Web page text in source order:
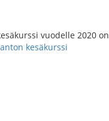
vuodelle 2020
kesäkurssi